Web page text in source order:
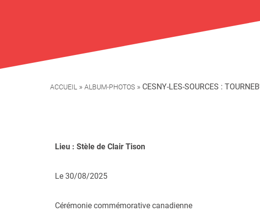
ACCUEIL » ALBUM-PHOTOS » CESNY-LES-SOURCES :
Lieu : Stèle de Clair Tison
Le 30/08/2025
Cérémonie commémorative canadienne